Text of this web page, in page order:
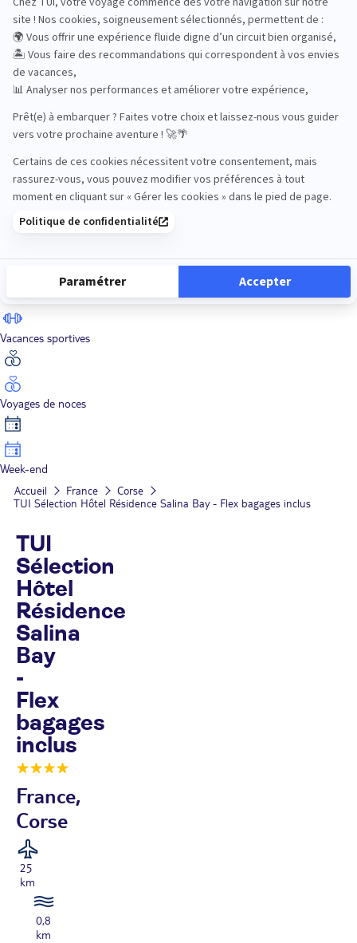
Road Trips
Safari
Sénior
Vacances sportives
Voyages de noces
Week-end
Accueil France
Corse
TUI Sélection Hôtel Résidence Salina Bay - Flex bagages inclus
TUI
Sélection
Hôtel
Résidence
Salina
Bay
-
Flex
bagages
inclus
France,
Corse
25
km
0,8
km